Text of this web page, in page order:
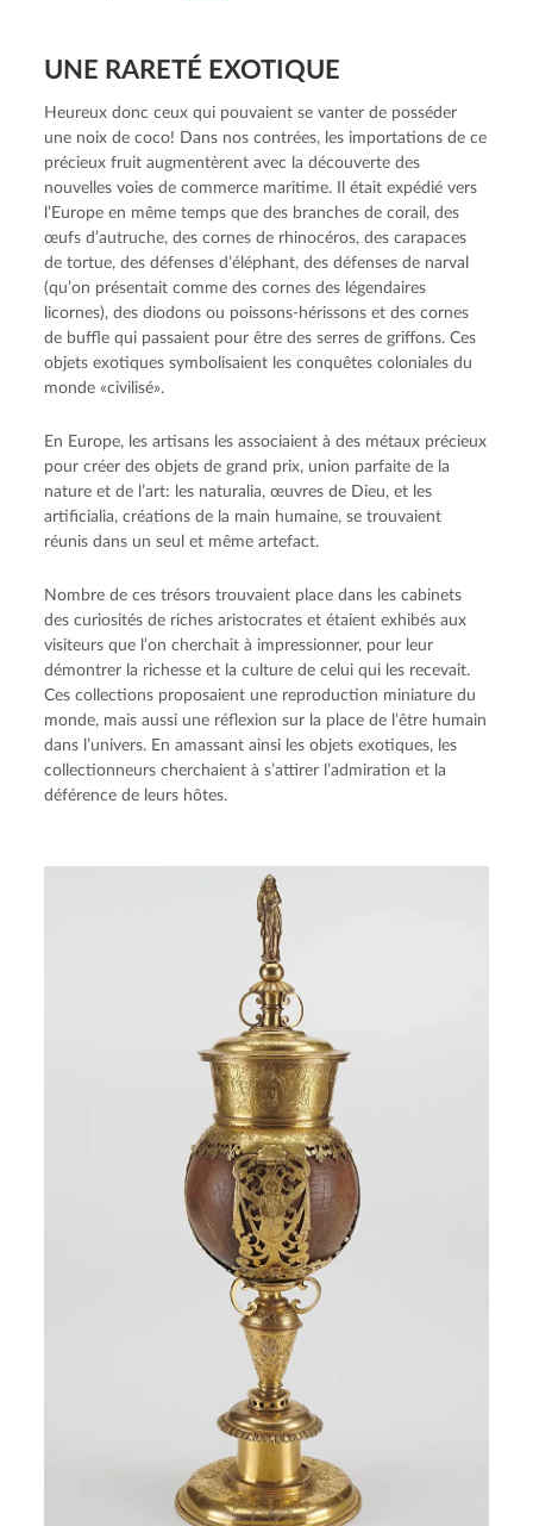
UNE RARETÉ EXOTIQUE
Heureux donc ceux qui pouvaient se vanter de posséder
une noix de coco! Dans nos contrées, les importations de ce
précieux fruit augmentèrent avec la découverte des
nouvelles voies de commerce maritime. Il était expédié vers
l’Europe en même temps que des branches de corail, des
œufs d’autruche, des cornes de rhinocéros, des carapaces
de tortue, des défenses d’éléphant, des défenses de narval
(qu’on présentait comme des cornes des légendaires
licornes), des diodons ou poissons-hérissons et des cornes
de buffle qui passaient pour être des serres de griffons. Ces
objets exotiques symbolisaient les conquêtes coloniales du
monde «civilisé».
En Europe, les artisans les associaient à des métaux précieux
pour créer des objets de grand prix, union parfaite de la
nature et de l’art: les naturalia, œuvres de Dieu, et les
artificialia, créations de la main humaine, se trouvaient
réunis dans un seul et même artefact.
Nombre de ces trésors trouvaient place dans les cabinets
des curiosités de riches aristocrates et étaient exhibés aux
visiteurs que l’on cherchait à impressionner, pour leur
démontrer la richesse et la culture de celui qui les recevait.
Ces collections proposaient une reproduction miniature du
monde, mais aussi une réflexion sur la place de l’être humain
dans l’univers. En amassant ainsi les objets exotiques, les
collectionneurs cherchaient à s’attirer l’admiration et la
déférence de leurs hôtes.